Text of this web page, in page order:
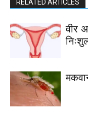
RELATED ARTICLES
वीर